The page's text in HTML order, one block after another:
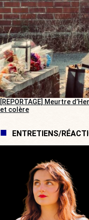
[REPORTAGE] Meurtre
et colère
ENTRETIENS/